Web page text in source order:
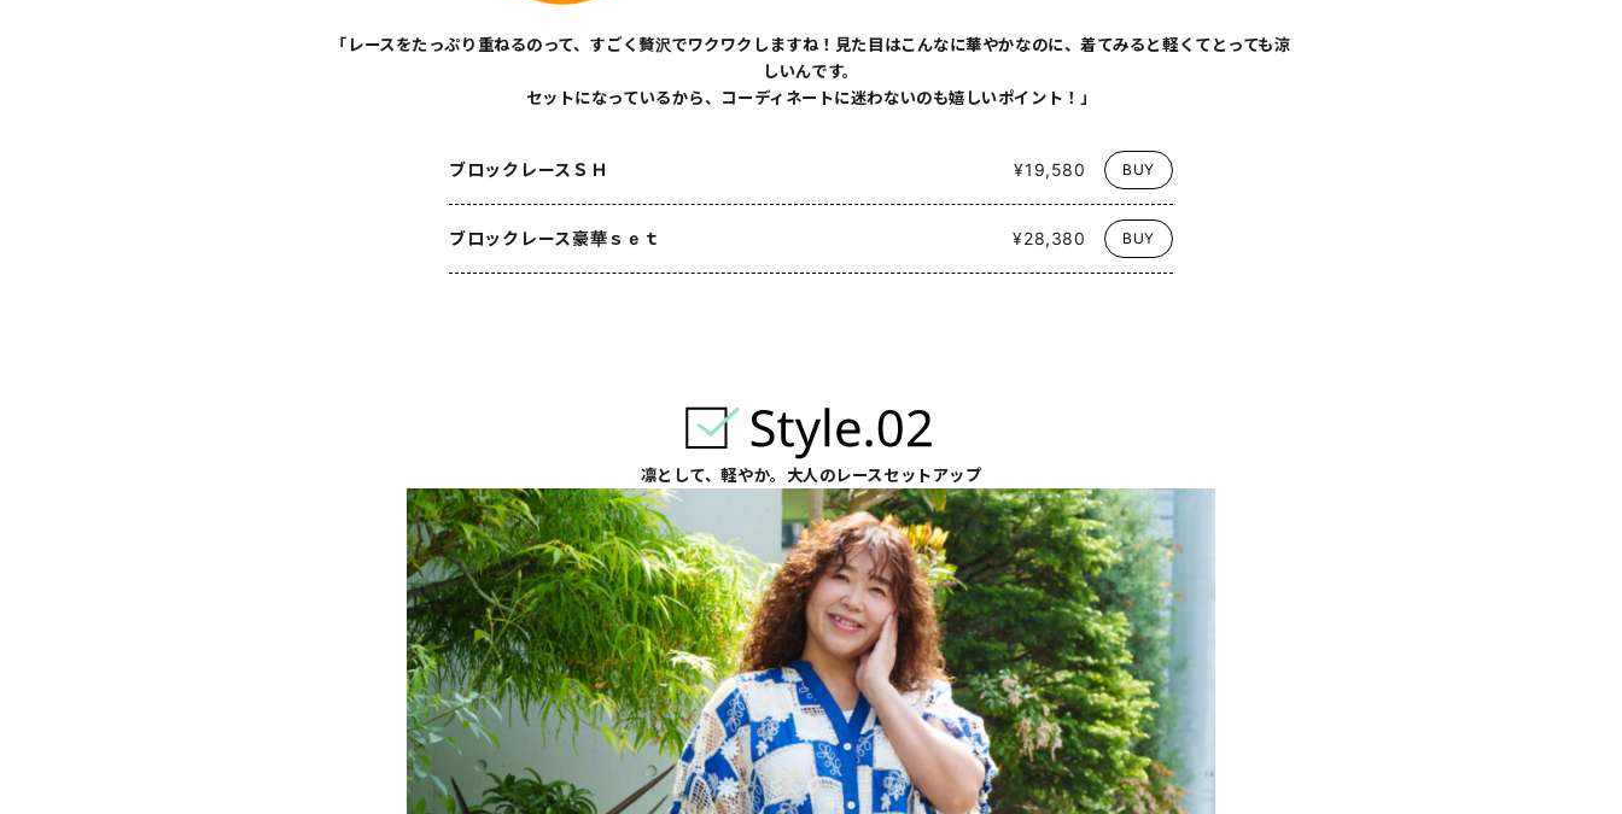
「レースをたっぷり重ねるのって、すごく贅沢でワクワクしますね！見た目はこんなに華やかなのに、着てみると軽くてとっても涼
しいんです。
セットになっているから、コーディネートに迷わないのも嬉しいポイント！」
ブロックレースＳＨ ¥19,580 BUY
ブロックレース豪華ｓｅｔ ¥28,380 BUY
凛として、軽やか。大人のレースセットアップ